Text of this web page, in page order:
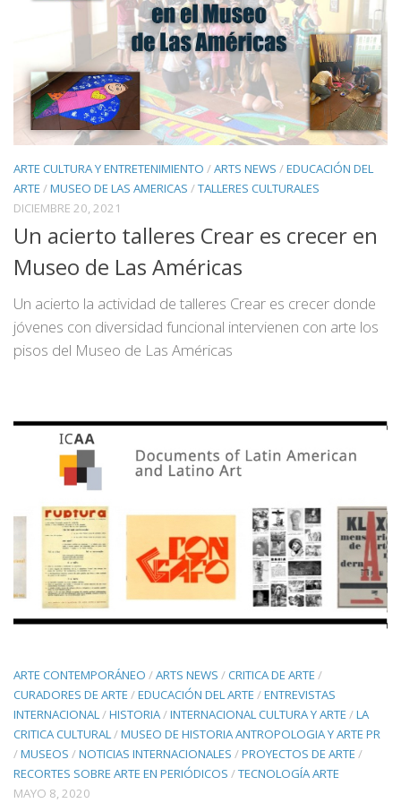
ARTE CULTURA Y ENTRETENIMIENTO /ARTS NEWS /EDUCACIÓN DEL
ARTE /MUSEO DE LAS AMERICAS /TALLERES CULTURALES
DICIEMBRE 20, 2021
Un acierto talleres Crear es crecer en
Museo de Las Américas
Un acierto la actividad de talleres Crear es crecer donde
jóvenes con diversidad funcional intervienen con arte los
pisos del Museo de Las Américas
ARTE CONTEMPORÁNEO /ARTS NEWS /CRITICA DE ARTE /
CURADORES DE ARTE /EDUCACIÓN DEL ARTE /ENTREVISTAS
INTERNACIONAL/HISTORIA/INTERNACIONAL CULTURA Y ARTE /LA
CRITICA CULTURAL/MUSEO DE HISTORIA ANTROPOLOGIA Y ARTE PR
/MUSEOS /NOTICIAS INTERNACIONALES /PROYECTOS DE ARTE /
RECORTES SOBRE ARTE EN PERIÓDICOS /TECNOLOGÍA ARTE
MAYO 8, 2020